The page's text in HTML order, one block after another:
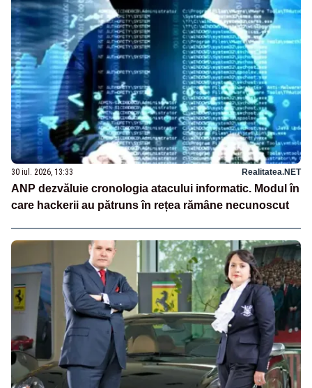
30 iul. 2026, 13:33 Realitatea.NET
ANP dezvăluie cronologia atacului informatic. Modul în
care hackerii au pătruns în rețea rămâne necunoscut